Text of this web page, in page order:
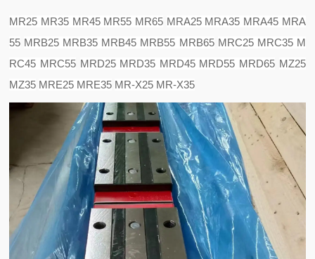
MR25 MR35 MR45 MR55 MR65 MRA25 MRA35 MRA45 MRA
55 MRB25 MRB35 MRB45 MRB55 MRB65 MRC25 MRC35 M
RC45 MRC55 MRD25 MRD35 MRD45 MRD55 MRD65 MZ25
MZ35 MRE25 MRE35 MR-X25 MR-X35